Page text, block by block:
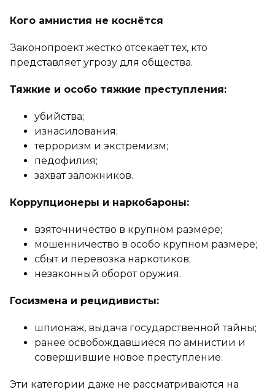
Кого амнистия не коснётся
Законопроект жёстко отсекает тех, кто
представляет угрозу для общества.
Тяжкие и особо тяжкие преступления:
убийства;
изнасилования;
терроризм и экстремизм;
педофилия;
захват заложников.
Коррупционеры и наркобароны:
взяточничество в крупном размере;
мошенничество в особо крупном размере;
сбыт и перевозка наркотиков;
незаконный оборот оружия.
Госизмена и рецидивисты:
шпионаж, выдача государственной тайны;
ранее освобождавшиеся по амнистии и
совершившие новое преступление.
Эти категории даже не рассматриваются на